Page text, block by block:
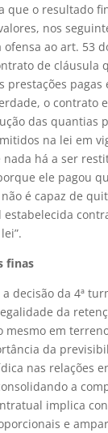
que o resultado
nos
ofensa ao art. 53
de cláusula
prestações pagas
o contrato
das quantias
na lei em
nada há a ser
ele pagou
é capaz de
estabelecida
finas
decisão da 4ª
da
mesmo em
da
nas relações
a
implica
e